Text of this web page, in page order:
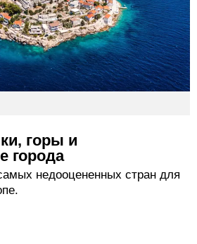
горы и
города
недооцененных стран для